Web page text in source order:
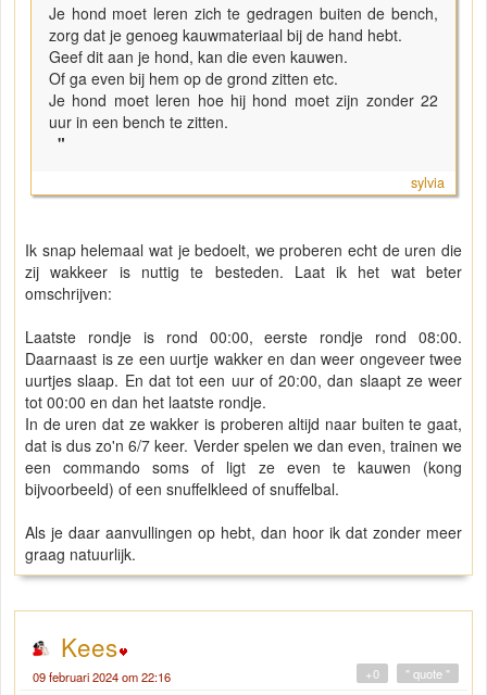
Je hond moet leren zich te gedragen buiten de bench,
zorg dat je genoeg kauwmateriaal bij de hand hebt.
Geef dit aan je hond, kan die even kauwen.
Of ga even bij hem op de grond zitten etc.
Je hond moet leren hoe hij hond moet zijn zonder 22
uur in een bench te zitten.
"
sylvia
Ik snap helemaal wat je bedoelt, we proberen echt de uren die
zij wakkeer is nuttig te besteden. Laat ik het wat beter
omschrijven:
Laatste rondje is rond 00:00, eerste rondje rond 08:00.
Daarnaast is ze een uurtje wakker en dan weer ongeveer twee
uurtjes slaap. En dat tot een uur of 20:00, dan slaapt ze weer
tot 00:00 en dan het laatste rondje.
In de uren dat ze wakker is proberen altijd naar buiten te gaat,
dat is dus zo'n 6/7 keer. Verder spelen we dan even, trainen we
een commando soms of ligt ze even te kauwen (kong
bijvoorbeeld) of een snuffelkleed of snuffelbal.
Als je daar aanvullingen op hebt, dan hoor ik dat zonder meer
graag natuurlijk.
Kees
09 februari 2024 om 22:16 " quote "
+0